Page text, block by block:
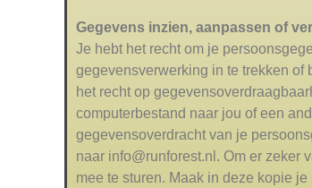
Gegevens inzien, aanpassen of
Je hebt het recht om je
gegevensverwerking in te trekken
het recht op
computerbestand naar jou of een
gegevensoverdracht van je
naar info@runforest.nl. Om er zeker
mee te sturen. Maak in deze kopie